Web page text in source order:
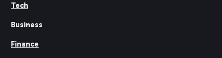
Tech
Business
Finance